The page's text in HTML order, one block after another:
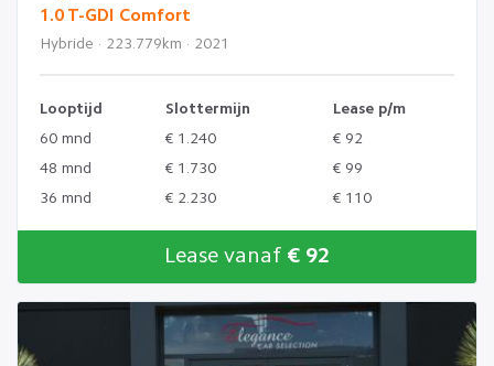
1.0 T-GDI Comfort
Hybride · 223.779km · 2021
Looptijd Slottermijn
Lease p/m
60 mnd
€ 1.240
€ 92
48 mnd
€ 1.730
€ 99
36 mnd
€ 2.230 € 110
Lease vanaf € 92